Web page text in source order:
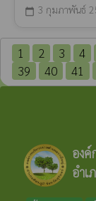
calendar_today 3 กุมภาพันธ์
1 2 3 4
39
40 41
องค์
อำเ